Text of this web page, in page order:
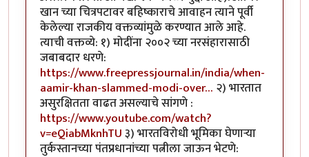
खान च्या चित्रपटावर बहिष्काराचे आवाहन त्याने पूर्वी
केलेल्या राजकीय वक्तव्यांमुळे करण्यात आले आहे.
त्याची वक्तव्ये: १) मोदींना २००२ च्या नरसंहारासाठी
जबाबदार धरणे:
https://www.freepressjournal.in/india/when-
aamir-khan-slammed-modi-over… २) भारतात
असुरक्षितता वाढत असल्याचे सांगणे :
https://www.youtube.com/watch?
v=eQiabMknhTU३) भारतविरोधी भूमिका घेणाऱ्या
तुर्कस्तानच्या पंतप्रधानांच्या पत्नीला जाऊन भेटणे: